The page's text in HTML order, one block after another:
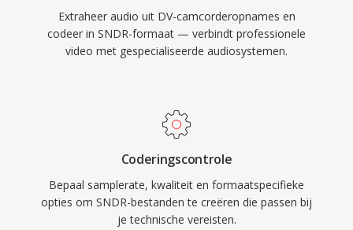
Extraheer audio uit DV-camcorderopnames en
codeer in SNDR-formaat — verbindt professionele
video met gespecialiseerde audiosystemen.
Coderingscontrole
Bepaal samplerate, kwaliteit en formaatspecifieke
opties om SNDR-bestanden te creëren die passen bij
je technische vereisten.